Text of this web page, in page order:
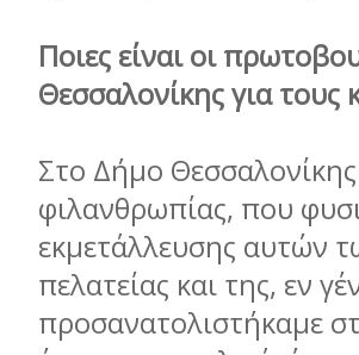
Ποιες είναι οι
Θεσσαλονίκης για τους
Στο Δήμο
φιλανθρωπίας, που
εκμετάλλευσης αυτών
πελατείας και της, εν
προσανατολιστήκαμε